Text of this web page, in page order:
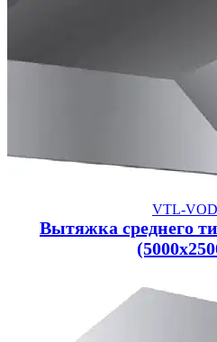
VTL-
Вытяжка среднего